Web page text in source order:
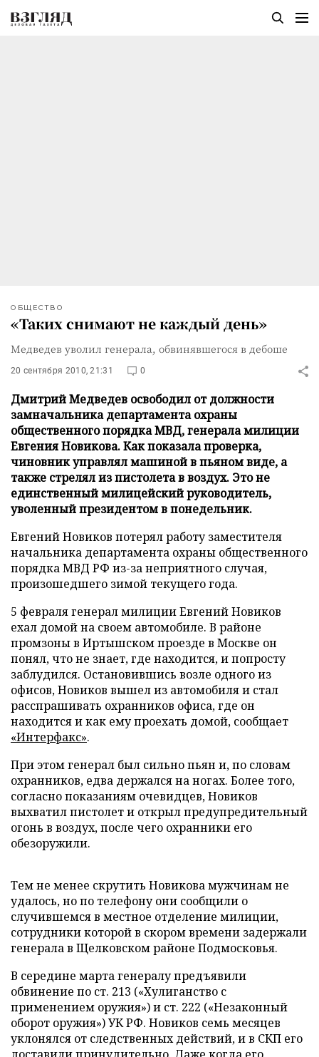
ОБЩЕСТВО
«Таких снимают не каждый день»
Медведев уволил генерала, обвинявшегося в дебоше
20 сентября 2010, 21:31 0
Дмитрий Медведев освободил от должности
замначальника департамента охраны
общественного порядка МВД, генерала милиции
Евгения Новикова. Как показала проверка,
чиновник управлял машиной в пьяном виде, а
также стрелял из пистолета в воздух. Это не
единственный милицейский руководитель,
уволенный президентом в понедельник.
Евгений Новиков потерял работу заместителя
начальника департамента охраны общественного
порядка МВД РФ из-за неприятного случая,
произошедшего зимой текущего года.
5 февраля генерал милиции Евгений Новиков
ехал домой на своем автомобиле. В районе
промзоны в Иртышском проезде в Москве он
понял, что не знает, где находится, и попросту
заблудился. Остановившись возле одного из
офисов, Новиков вышел из автомобиля и стал
расспрашивать охранников офиса, где он
находится и как ему проехать домой, сообщает
«Интерфакс».
При этом генерал был сильно пьян и, по словам
охранников, едва держался на ногах. Более того,
согласно показаниям очевидцев, Новиков
выхватил пистолет и открыл предупредительный
огонь в воздух, после чего охранники его
обезоружили.
Тем не менее скрутить Новикова мужчинам не
удалось, но по телефону они сообщили о
случившемся в местное отделение милиции,
сотрудники которой в скором времени задержали
генерала в Щелковском районе Подмосковья.
В середине марта генералу предъявили
обвинение по ст. 213 («Хулиганство с
применением оружия») и ст. 222 («Незаконный
оборот оружия») УК РФ. Новиков семь месяцев
уклонялся от следственных действий, и в СКП его